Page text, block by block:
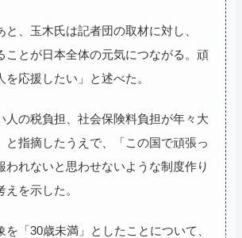
、玉木氏は記者団の取材に対し、
ことが日本全体の元気につながる。頑
応援したい」と述べた。
人の税負担、社会保険料負担が年々大
と指摘したうえで、「この国で頑張っ
われないと思わせないような制度作り
を示した。
を「30歳未満」としたことについて、